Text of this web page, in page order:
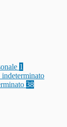
1
indeterminato
38